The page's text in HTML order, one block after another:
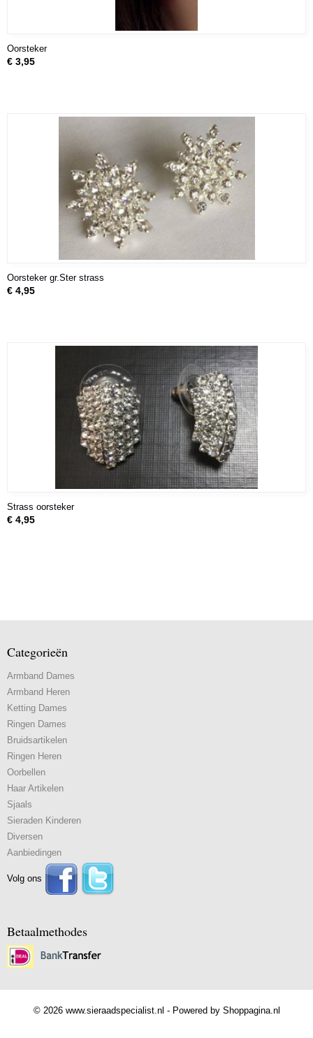
Oorsteker
€ 3,95
Oorsteker gr.Ster strass
€ 4,95
Strass oorsteker
€ 4,95
Categorieën
Armband Dames
Armband Heren
Ketting Dames
Ringen Dames
Bruidsartikelen
Ringen Heren
Oorbellen
Haar Artikelen
Sjaals
Sieraden Kinderen
Diversen
Aanbiedingen
Volg ons
Betaalmethodes
© 2026 www.sieraadspecialist.nl - Powered by Shoppagina.nl